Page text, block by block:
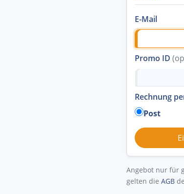
E-Mail
Promo ID
Rechnung
Post
Angebot nur für
gelten die AGB